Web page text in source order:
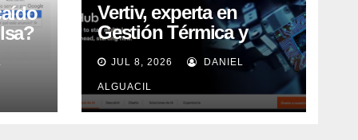
Vertiv, experta en
Gestión Térmica y
energía de Centros de
Datos, sigue su
crecimiento imparable
JUL 8, 2026 DANIEL
ALGUACIL